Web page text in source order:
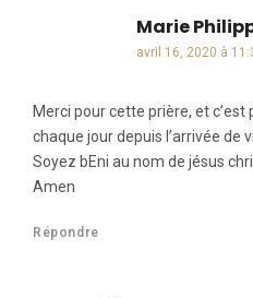
Marie
avril 16, 2020 à
Merci pour cette prière, et
chaque jour depuis l’arrivée de
Soyez bEni au nom de jésus
Amen
Répondre